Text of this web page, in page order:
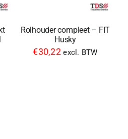
Rolhouder compleet – FIT
Husky
€30,22 excl. BTW